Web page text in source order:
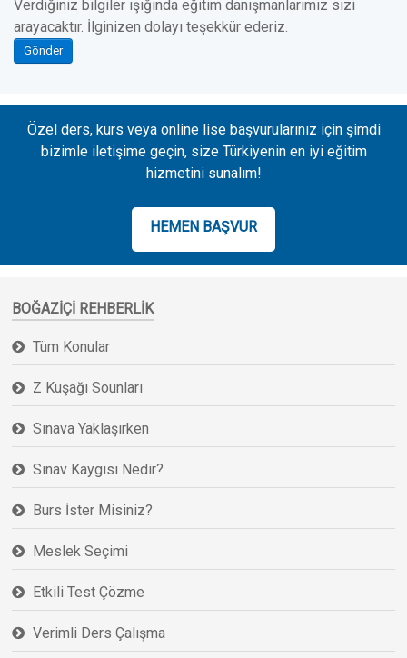
Verdiğiniz bilgiler ışığında eğitim danışmanlarımız sizi
arayacaktır. İlginizen dolayı teşekkür ederiz.
Gönder
Özel ders, kurs veya online lise başvurularınız için şimdi
bizimle iletişime geçin, size Türkiyenin en iyi eğitim
hizmetini sunalım!
HEMEN BAŞVUR
BOĞAZIÇI REHBERLIK
Tüm Konular
Z Kuşağı Sounları
Sınava Yaklaşırken
Sınav Kaygısı Nedir?
Burs İster Misiniz?
Meslek Seçimi
Etkili Test Çözme
Verimli Ders Çalışma